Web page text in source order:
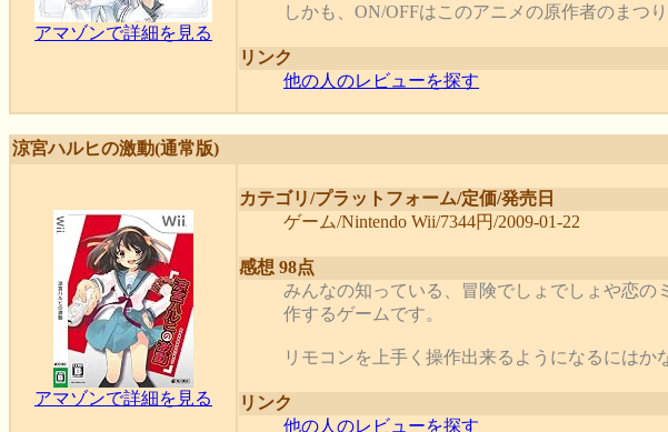
アマゾンで詳細を見る
しかも、ON/OFFはこのアニメの原作者のまつ
リンク
他の人のレビューを探す
涼宮ハルヒの激動(通常版)
アマゾンで詳細を見る
カテゴリ/プラットフォーム/定価/発売日
ゲーム/Nintendo Wii/7344円/2009-01-22
感想 98点
みんなの知っている、冒険でしょでしょや恋の
作するゲームです。
リモコンを上手く操作出来るようになるにはか
リンク
他の人のレビューを探す